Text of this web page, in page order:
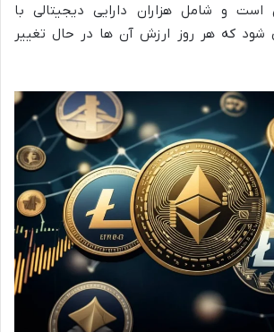
است و شامل هزاران دارایی دیجیتالی با
شود که هر روز ارزش آن ها در حال تغییر